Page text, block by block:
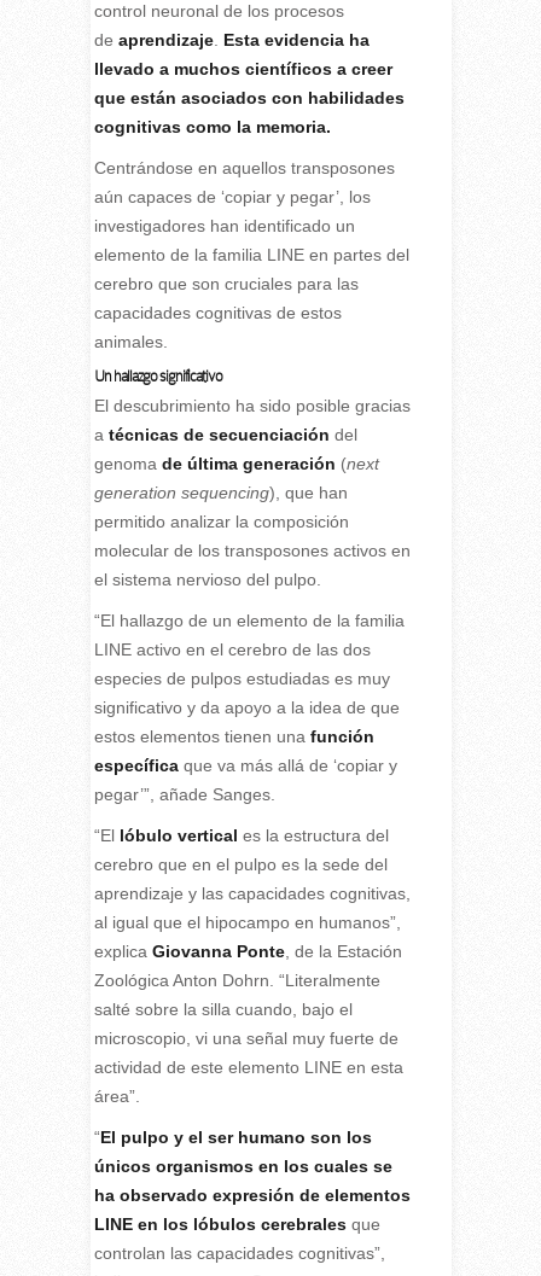
control neuronal de los procesos
de aprendizaje. Esta evidencia ha
llevado a muchos científicos a creer
que están asociados con habilidades
cognitivas como la memoria.
Centrándose en aquellos transposones
aún capaces de ‘copiar y pegar’, los
investigadores han identificado un
elemento de la familia LINE en partes del
cerebro que son cruciales para las
capacidades cognitivas de estos
animales.
Un hallazgo significativo
El descubrimiento ha sido posible gracias
a técnicas de secuenciación del
genomade última generación (next
generation sequencing), que han
permitido analizar la composición
molecular de los transposones activos en
el sistema nervioso del pulpo.
“El hallazgo de un elemento de la familia
LINE activo en el cerebro de las dos
especies de pulpos estudiadas es muy
significativo y da apoyo a la idea de que
estos elementos tienen una función
específicaque va más allá de ‘copiar y
pegar’”, añade Sanges.
“El lóbulo vertical es la estructura del
cerebro que en el pulpo es la sede del
aprendizaje y las capacidades cognitivas,
al igual que el hipocampo en humanos”,
explica Giovanna Ponte, de la Estación
Zoológica Anton Dohrn. “Literalmente
salté sobre la silla cuando, bajo el
microscopio, vi una señal muy fuerte de
actividad de este elemento LINE en esta
área”.
“El pulpo y el ser humano son los
únicos organismos en los cuales se
ha observado expresión de elementos
LINE en los lóbulos cerebralesque
controlan las capacidades cognitivas”,